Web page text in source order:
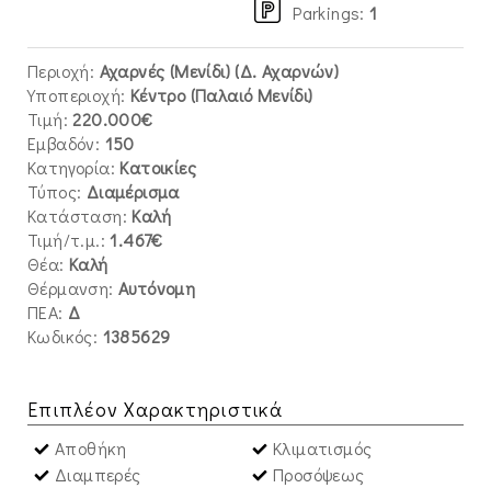
Parkings:1
Περιοχή: Αχαρνές (Μενίδι) (Δ. Αχαρνών)
Υποπεριοχή: Κέντρο (Παλαιό Μενίδι)
Τιμή: 220.000€
Εμβαδόν: 150
Κατηγορία: Κατοικίες
Τύπος: Διαμέρισμα
Κατάσταση: Καλή
Τιμή/τ.μ.: 1.467€
Θέα: Καλή
Θέρμανση: Αυτόνομη
ΠΕΑ: Δ
Κωδικός: 1385629
Επιπλέον Χαρακτηριστικά
Αποθήκη
Κλιματισμός
Διαμπερές
Προσόψεως